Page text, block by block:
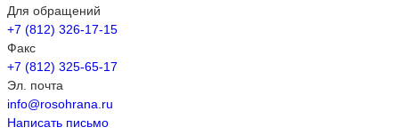
Для обращений
+7 (812) 326-17-15
Факс
+7 (812) 325-65-17
Эл. почта
info@rosohrana.ru
Написать письмо